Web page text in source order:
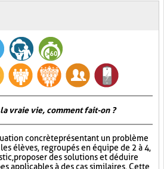
la vraie vie, comment fait-on ?
concrète présentant un problème
élèves, regroupés en équipe de 2 à 4,
proposer des solutions et déduire
applicables à des cas similaires. Cette